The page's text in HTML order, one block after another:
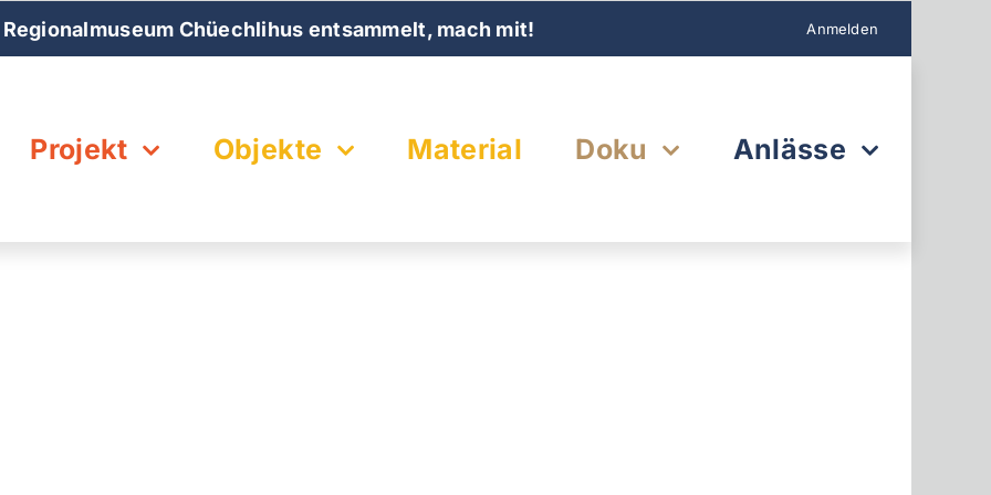
Regionalmuseum Chüechlihus entsammelt, mach mit! Anmelden
Projekt Objekte Material Doku Anlässe